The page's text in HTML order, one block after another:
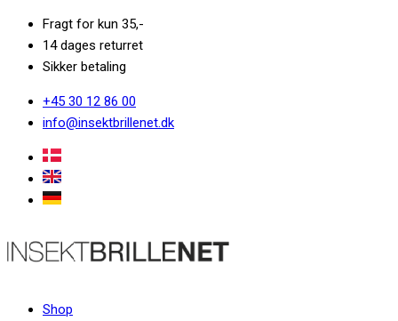
Fragt for kun 35,-
14 dages returret
Sikker betaling
+45 30 12 86 00
info@insektbrillenet.dk
Shop